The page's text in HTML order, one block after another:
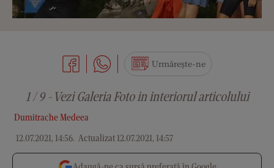
Dumitrache Medeea
12.07.2021, 14:56. Actualizat 12.07.2021, 14:57
Urmărește-ne
1 / 9 - Vezi Galeria Foto in interiorul articolului